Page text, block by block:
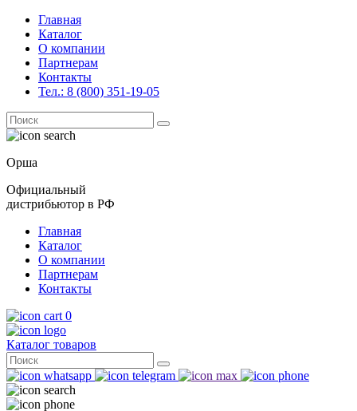
Главная
Каталог
О компании
Партнерам
Контакты
Тел.: 8 (800) 351-19-05
Поиск
for:
Орша
Официальный
дистрибьютор в РФ
Главная
Каталог
О компании
Партнерам
Контакты
0
Каталог товаров
Поиск
for: